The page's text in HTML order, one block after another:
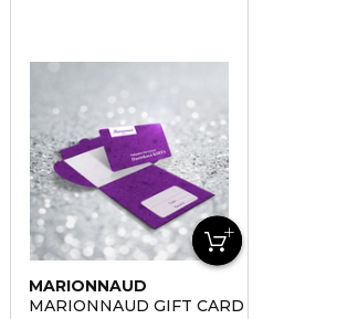
MARIONNAUD
MARIONNAUD GIFT CARD